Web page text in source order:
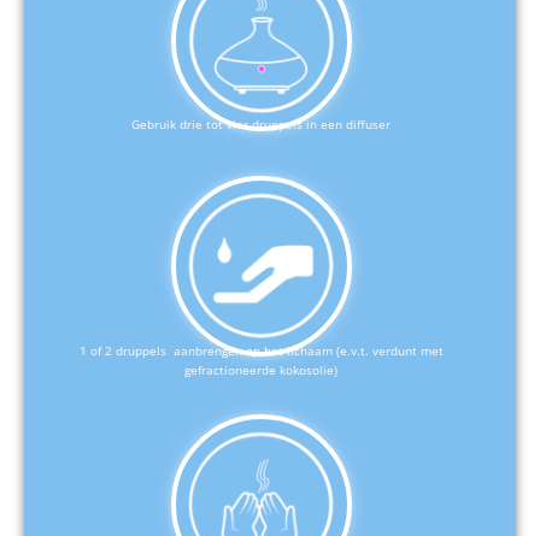
Gebruik drie tot vier druppels in een diffuser
1 of 2 druppels aanbrengen op het lichaam (e.v.t. verdunt met
gefractioneerde kokosolie)